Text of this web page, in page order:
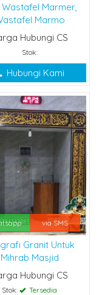
Wastafel Marmer,
Marmo
Hubungi CS
Stok:
Hubungi Kami
via SMS
Granit Untuk
Mihrab Masjid
Hubungi CS
Stok: Tersedia